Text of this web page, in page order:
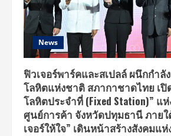
News
ฟิวเจอร์พาร์คและสเปลล์ ผนึกกำลั
โลหิตแห่งชาติ สภากาชาดไทย เปิ
โลหิตประจำที่ (Fixed Station)” แ
ศูนย์การค้า จังหวัดปทุมธานี ภายใ
เจอร์ให้ใจ” เดินหน้าสร้างสังคมแห่